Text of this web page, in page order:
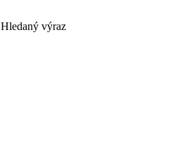
Hledaný výraz